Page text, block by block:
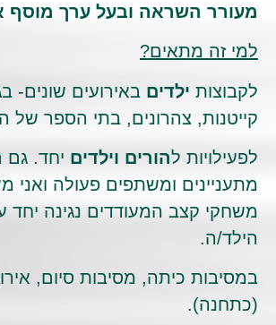
מעורר השראה ובעל ערך מוסף
למי זה מתאים?
לקבוצות ילדים באירועים שונים-
קייטנות, צהרונים, בתי הספר של
לפעילויות להורים וילדים יחד. גם
מתעניינים ומשתפים פעולה ואני
משחקי קצב המעודדים נגינה יחד
הילד/ה.
במסיבות כיתה, מסיבות סיום,
(כתחנה).